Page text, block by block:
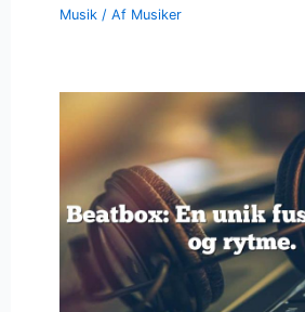
Musik / Af Musiker